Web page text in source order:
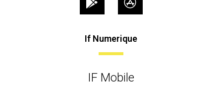
If Numerique
IF Mobile